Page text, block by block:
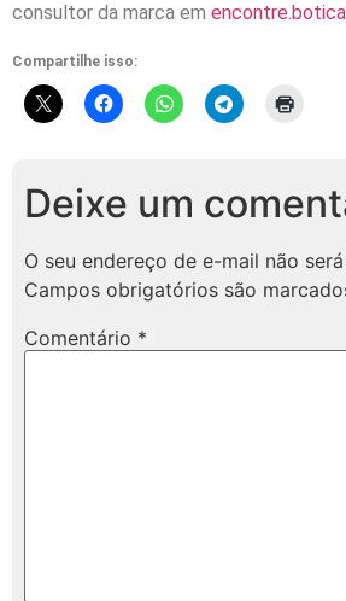
consultor da marca em
Compartilhe isso:
Deixe um
O seu endereço de e-mail não
Campos obrigatórios são
Comentário *